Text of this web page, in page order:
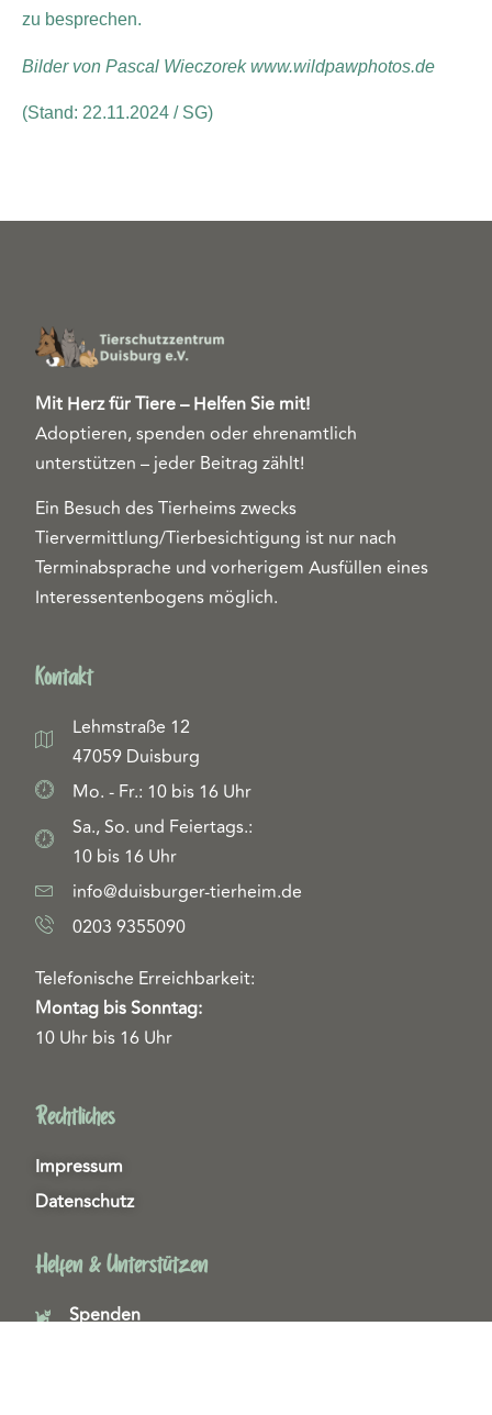
zu besprechen.
Bilder von Pascal Wieczorek www.wildpawphotos.de
(Stand: 22.11.2024 / SG)
Mit Herz für Tiere – Helfen Sie mit!
Adoptieren, spenden oder ehrenamtlich
unterstützen – jeder Beitrag zählt!
Ein Besuch des Tierheims zwecks
Tiervermittlung/Tierbesichtigung ist nur nach
Terminabsprache und vorherigem Ausfüllen eines
Interessentenbogens möglich.
Kontakt
Lehmstraße 12
47059 Duisburg
Mo. - Fr.: 10 bis 16 Uhr
Sa., So. und Feiertags.:
10 bis 16 Uhr
info@duisburger-tierheim.de
0203 9355090
Telefonische Erreichbarkeit:
Montag bis Sonntag:
10 Uhr bis 16 Uhr
Rechtliches
Impressum
Datenschutz
Helfen & Unterstützen
Spenden